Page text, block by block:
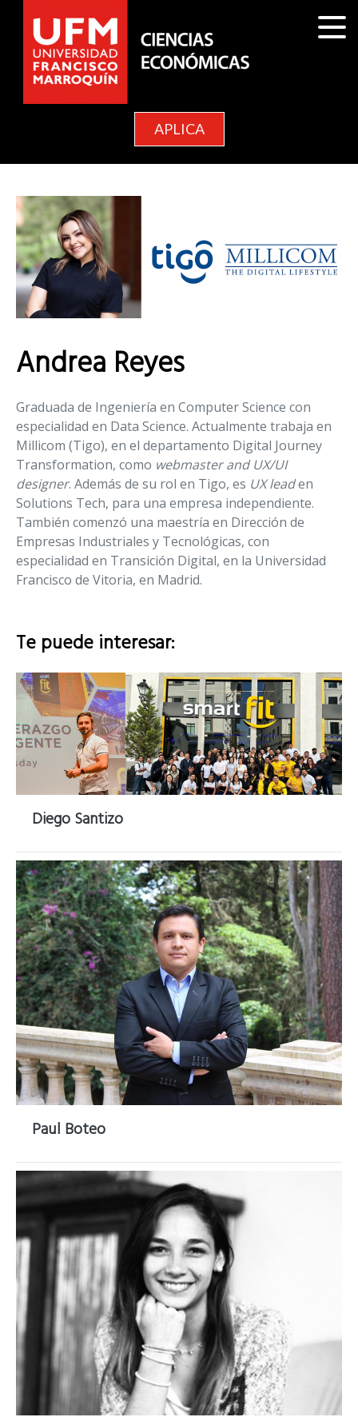
APLICA
Andrea Reyes
Graduada de Ingeniería en Computer Science con
especialidad en Data Science. Actualmente trabaja en
Millicom (Tigo), en el departamento Digital Journey
Transformation, como webmaster and UX/UI
designer. Además de su rol en Tigo, es UX leaden
Solutions Tech, para una empresa independiente.
También comenzó una maestría en Dirección de
Empresas Industriales y Tecnológicas, con
especialidad en Transición Digital, en la Universidad
Francisco de Vitoria, en Madrid.
Te puede interesar:
Diego Santizo
Paul Boteo